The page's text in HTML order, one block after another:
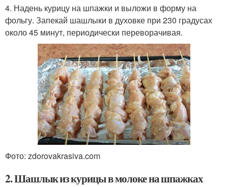
4. Надень курицу на шпажки и выложи в форму на
фольгу. Запекай шашлыки в духовке при 230 градусах
около 45 минут, периодически переворачивая.
Фото: zdorovakrasiva.com
2. Шашлык из курицы в молоке на шпажках